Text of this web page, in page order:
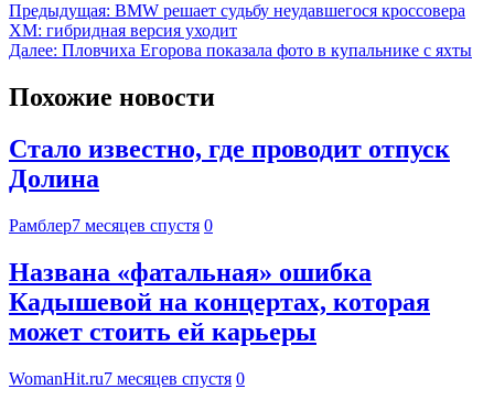
Предыдущая: BMW решает судьбу неудавшегося кроссовера
XM: гибридная версия уходит
Далее: Пловчиха Егорова показала фото в купальнике с яхты
Похожие новости
Стало известно, где проводит отпуск
Долина
Рамблер7 месяцев спустя 0
Названа «фатальная» ошибка
Кадышевой на концертах, которая
может стоить ей карьеры
WomanHit.ru7 месяцев спустя 0